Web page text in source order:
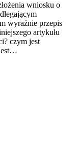
wniosku o
wyraźnie przepis
artykułu
czym jest